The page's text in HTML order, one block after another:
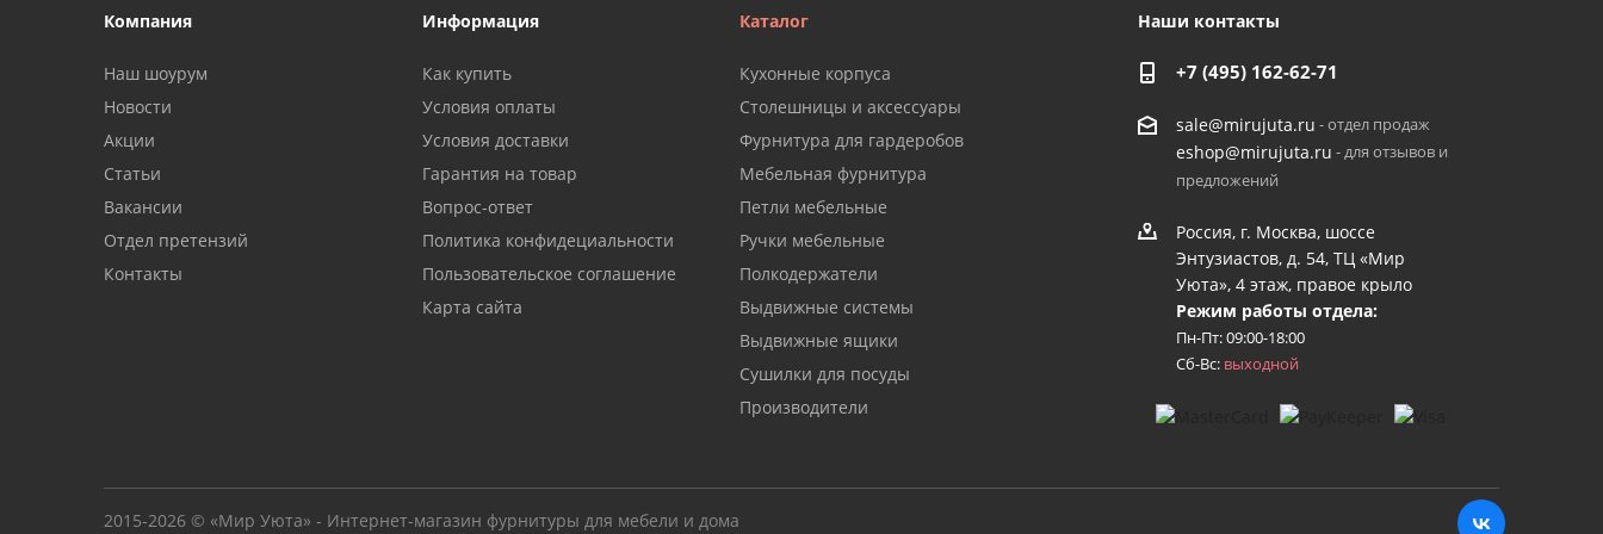
Компания
Наш шоурум
Новости
Акции
Статьи
Вакансии
Отдел претензий
Контакты
Информация
Как купить
Условия оплаты
Условия доставки
Гарантия на товар
Вопрос-ответ
Политика конфидециальности
Пользовательское соглашение
Карта сайта
Каталог
Кухонные корпуса
Столешницы и аксессуары
Фурнитура для гардеробов
Мебельная фурнитура
Петли мебельные
Ручки мебельные
Полкодержатели
Выдвижные системы
Выдвижные ящики
Сушилки для посуды
Производители
Наши контакты
+7 (495) 162-62-71
sale@mirujuta.ru - отдел продаж
eshop@mirujuta.ru - для отзывов и
предложений
Россия, г. Москва, шоссе
Энтузиастов, д. 54, ТЦ «Мир
Уюта», 4 этаж, правое крыло
Режим работы отдела:
Пн-Пт: 09:00-18:00
Сб-Вс: выходной
2015-2026 © «Мир Уюта» - Интернет-магазин фурнитуры для мебели и дома